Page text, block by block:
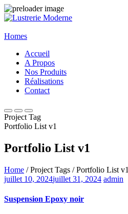
Homes
Accueil
A Propos
Nos Produits
Réalisations
Contact
Project Tag
Portfolio List v1
Portfolio List v1
Home / Project Tags / Portfolio List v1
juillet 10, 2024juillet 31, 2024 admin
Suspension Epoxy noir